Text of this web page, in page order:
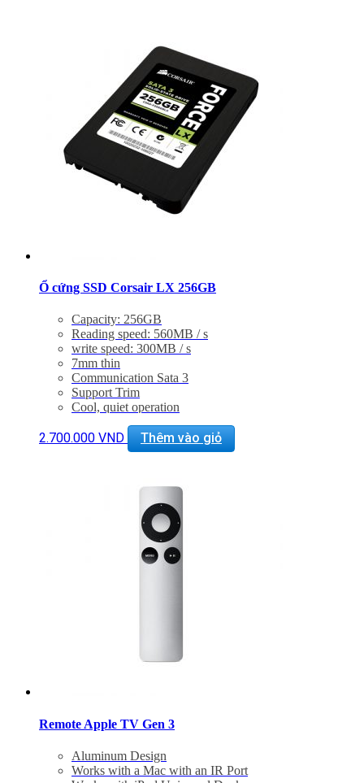
Ổ cứng SSD Corsair LX 256GB
Capacity: 256GB
Reading speed: 560MB / s
write speed: 300MB / s
7mm thin
Communication Sata 3
Support Trim
Cool, quiet operation
2.700.000 VND Thêm vào giỏ
Remote Apple TV Gen 3
Aluminum Design
Works with a Mac with an IR Port